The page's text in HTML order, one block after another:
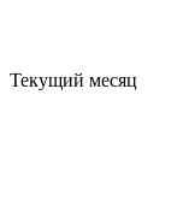
Текущий месяц